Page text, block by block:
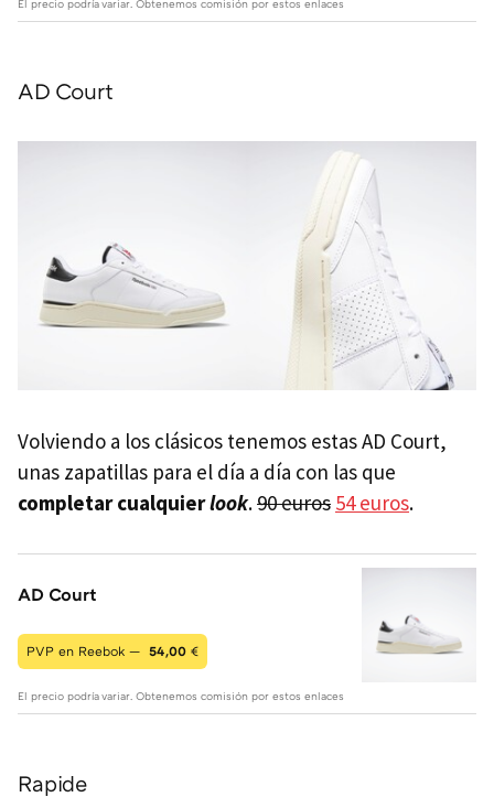
El precio podría variar. Obtenemos comisión por estos enlaces
AD Court
Volviendo a los clásicos tenemos estas AD Court,
unas zapatillas para el día a día con las que
completar cualquierlook.90 euros 54 euros.
AD Court
PVP en Reebok — 54,00 €
El precio podría variar. Obtenemos comisión por estos enlaces
Rapide